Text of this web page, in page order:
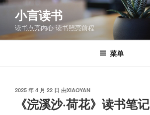
跳
容
小言读书
读书点亮内心 读书照亮前程
菜单
发
2025 年 4 月 22 日 由XIAOYAN
《浣溪沙·荷花》读书笔记